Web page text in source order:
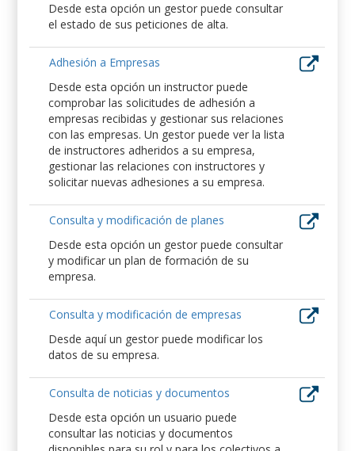
Desde esta opción un gestor puede consultar
el estado de sus peticiones de alta.
Adhesión a Empresas
Desde esta opción un instructor puede
comprobar las solicitudes de adhesión a
empresas recibidas y gestionar sus relaciones
con las empresas. Un gestor puede ver la lista
de instructores adheridos a su empresa,
gestionar las relaciones con instructores y
solicitar nuevas adhesiones a su empresa.
Consulta y modificación de planes
Desde esta opción un gestor puede consultar
y modificar un plan de formación de su
empresa.
Consulta y modificación de empresas
Desde aquí un gestor puede modificar los
datos de su empresa.
Consulta de noticias y documentos
Desde esta opción un usuario puede
consultar las noticias y documentos